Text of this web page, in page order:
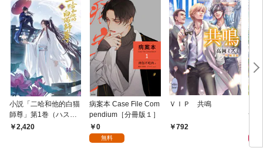
小説「二哈和他的白猫
師尊」第1巻（ハスキ
ーとかれのしろねこし
2,420
病案本 Case File Com
pendium［分冊版１］
0
無料
ＶＩＰ 共鳴
792
つ